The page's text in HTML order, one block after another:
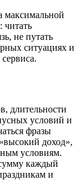
максимальной
читать
не путать
ситуациях и
длительности
условий и
фразы
доход»,
условиям.
каждый
и